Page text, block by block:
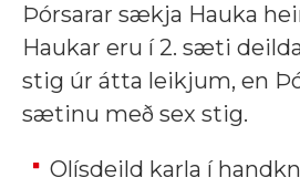
Þórsarar sækja Hauka
Haukar eru í 2. sæti
stig úr átta leikjum, en
sætinu með sex stig.
Olísdeild karla í